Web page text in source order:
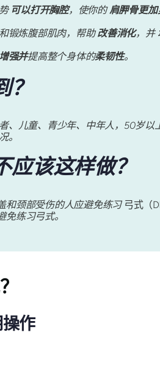
可以打开胸腔，使你的肩胛骨更加
锻炼腹部肌肉，帮助改善消化，并
强并提高整个身体的柔韧性。
？
、儿童、青少年、中年人，50岁以
。
应该这样做？
和颈部受伤的人应避免练习 弓式（
免练习弓式。
？
作